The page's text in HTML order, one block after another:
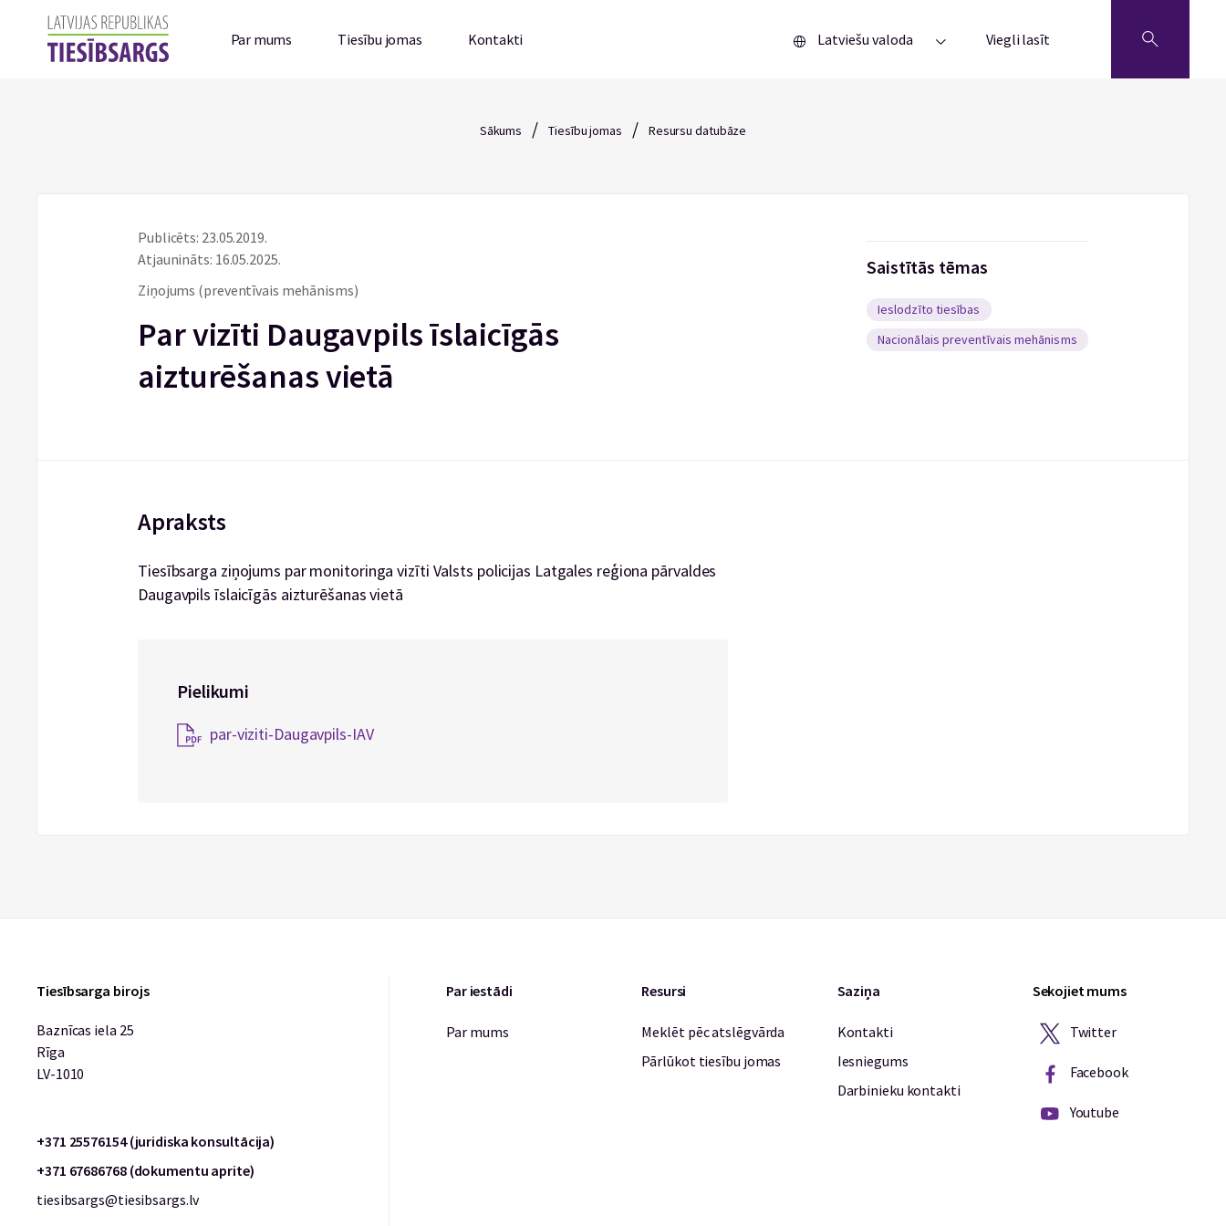
Par mums Tiesību jomas Kontakti Latviešu valoda Viegli lasīt
Sākums / Tiesību jomas / Resursu datubāze
Publicēts: 23.05.2019.
Atjaunināts: 16.05.2025.
Ziņojums (preventīvais mehānisms)
Par vizīti Daugavpils īslaicīgās
aizturēšanas vietā
Saistītās tēmas
Ieslodzīto tiesības
Nacionālais preventīvais mehānisms
Apraksts
Tiesībsarga ziņojums par monitoringa vizīti Valsts policijas Latgales reģiona pārvaldes
Daugavpils īslaicīgās aizturēšanas vietā
Pielikumi
par-viziti-Daugavpils-IAV
Tiesībsarga birojs
Baznīcas iela 25
Rīga
LV-1010
+371 25576154 (juridiska konsultācija)
+371 67686768 (dokumentu aprite)
tiesibsargs@tiesibsargs.lv
Par iestādi
Par mums
Resursi
Meklēt pēc atslēgvārda
Pārlūkot tiesību jomas
Saziņa
Kontakti
Iesniegums
Darbinieku kontakti
Sekojiet mums
Twitter
Facebook
Youtube